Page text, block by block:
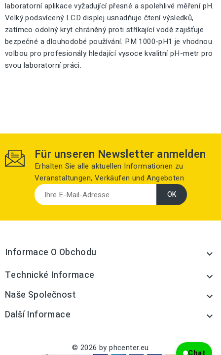
laboratorní aplikace vyžadující přesné a spolehlivé měření pH.
Velký podsvícený LCD displej usnadňuje čtení výsledků,
zatímco odolný kryt chráněný proti stříkající vodě zajišťuje
bezpečné a dlouhodobé používání. PM 1000-pH1 je vhodnou
volbou pro profesionály hledající vysoce kvalitní pH-metr pro
svou laboratorní práci.
Für unseren Newsletter anmelden
Erhalten Sie alle aktuellen Informationen zu
Veranstaltungen, Verkäufen und Angeboten
Informace O Obchodu 
Technické Informace 
Naše Společnost 
Další Informace 
© 2026 by phcenter.eu